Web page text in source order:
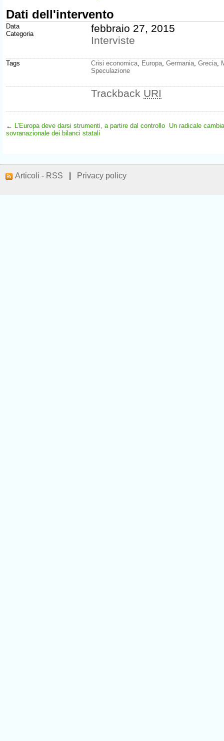
Dati dell'intervento
Data
Categoria
febbraio 27, 2015
Interviste
Tags Crisi economica Europa Germania Grecia
Speculazione
Trackback URI
← L’Europa deve darsi strumenti, a partire dal controllo
sovranazionale dei bilanci statali
Un radicale
Articoli - RSS Privacy policy